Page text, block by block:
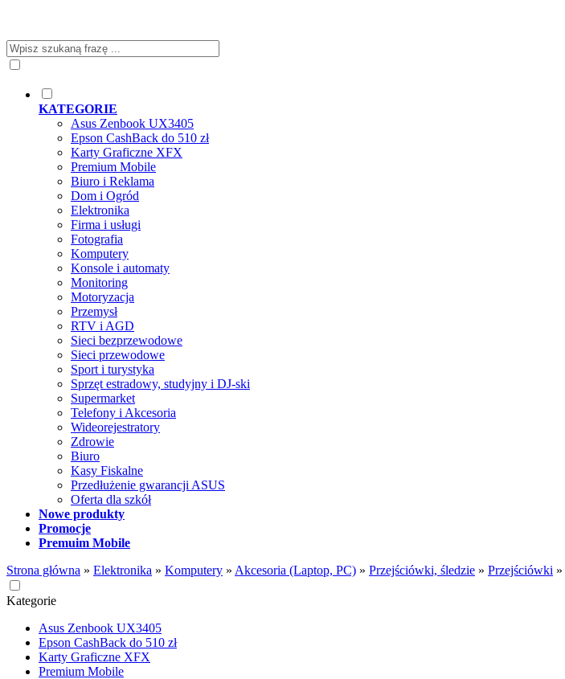
KATEGORIE
Asus Zenbook UX3405
Epson CashBack do 510 zł
Karty Graficzne XFX
Premium Mobile
Biuro i Reklama
Dom i Ogród
Elektronika
Firma i usługi
Fotografia
Komputery
Konsole i automaty
Monitoring
Motoryzacja
Przemysł
RTV i AGD
Sieci bezprzewodowe
Sieci przewodowe
Sport i turystyka
Sprzęt estradowy, studyjny i DJ-ski
Supermarket
Telefony i Akcesoria
Wideorejestratory
Zdrowie
Biuro
Kasy Fiskalne
Przedłużenie gwarancji ASUS
Oferta dla szkół
Nowe produkty
Promocje
Premuim Mobile
Strona główna » Elektronika » Komputery » Akcesoria (Laptop, PC) » Przejściówki, śledzie » Przejściówki »
Kategorie
Asus Zenbook UX3405
Epson CashBack do 510 zł
Karty Graficzne XFX
Premium Mobile